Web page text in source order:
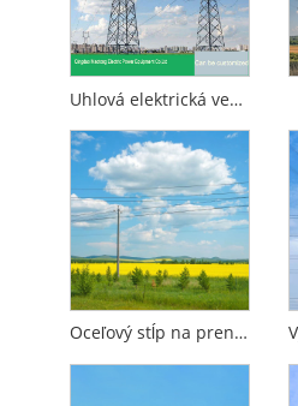
Uhlová elektrická vežová prenosová veža Q235 SS400
Oceľový stĺp na prenos energie